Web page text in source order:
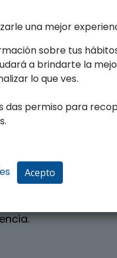
Doctora en
es Licenciada
Curso
Integral y
es profesora
una mejor
sobre tus
a brindarte la
lo que ves.
das permiso para
Acepto